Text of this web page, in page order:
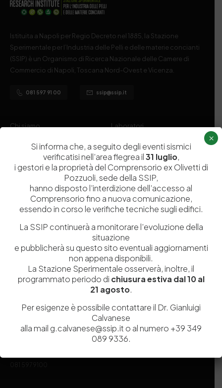
Istituita a Napoli per Regio Decreto nel 1885, la Stazione
Sperimentale per l’Industria delle Pelli e delle materie concianti
(SSIP) è un Organismo di Ricerca Nazionale delle Camere di
Commercio di Napoli, Toscana Nord-Ovest e Vicenza.
081 597 91 00 ssip@ssip.it
Chi siamo
Ricerca e Sviluppo
Formazione
Divulgazione scientifica e
documentazione
Laboratori
Dipartimenti di ricerca
Biblioteca
Politecnico del Cuoio
Media
Amministrazione Trasparente
07936981211
Codice di iscrizione all’Anagrafe Nazionale delle Ricerche del
Capitale SocialeEuro9.690.240,00
stazionesperimentaleindustriapelli@legalmail.it
Si informa che, a seguito degli eventi sismici
verificatisi nell’area flegrea il31 luglio,
i gestori e la proprietà del Comprensorio ex Olivetti di
Pozzuoli, sede della SSIP,
hanno disposto l’interdizione dell’accesso al
Comprensorio fino a nuova comunicazione,
essendo in corso le verifiche tecniche sugli edifici.
La SSIP continuerà a monitorare l’evoluzione della
situazione
e pubblicherà su questo sito eventuali aggiornamenti
non appena disponibili.
La Stazione Sperimentale osserverà, inoltre, il
programmato periodo di chiusura estiva dal 10 al
21 agosto.
Per esigenze è possibile contattare il Dr. Gianluigi
Calvanese
alla mail g.calvanese@ssip.it o al numero +39 349
089 9336.
×